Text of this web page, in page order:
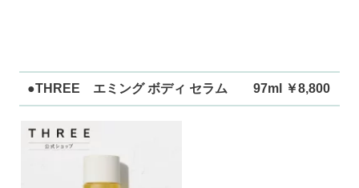
●THREE エミング ボディ セラム 97ml ￥8,800